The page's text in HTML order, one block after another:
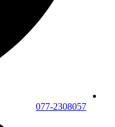
077-2308057